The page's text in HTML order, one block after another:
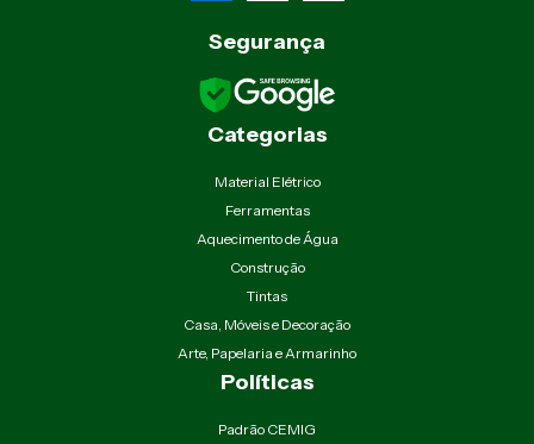
Segurança
Categorias
Material Elétrico
Ferramentas
Aquecimento de Água
Construção
Tintas
Casa, Móveis e Decoração
Arte, Papelaria e Armarinho
Políticas
Padrão CEMIG